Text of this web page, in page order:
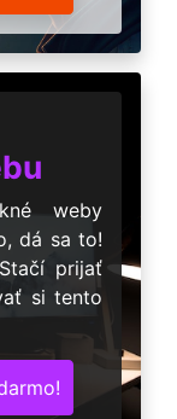
weby
dá sa to!
prijať
si tento